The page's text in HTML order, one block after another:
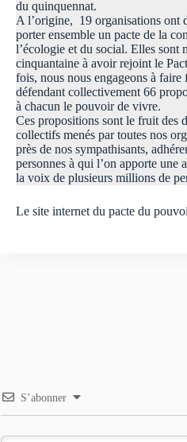
du quinquennat.
A l’origine, 19 organisations ont
porter ensemble un pacte de la
l’écologie et du social. Elles sont
cinquantaine à avoir rejoint le
fois, nous nous engageons à faire
défendant collectivement 66
à chacun le pouvoir de vivre.
Ces propositions sont le fruit des
collectifs menés par toutes nos
près de nos sympathisants,
personnes à qui l’on apporte une
la voix de plusieurs millions de
Le site internet du pacte du
S’abonner